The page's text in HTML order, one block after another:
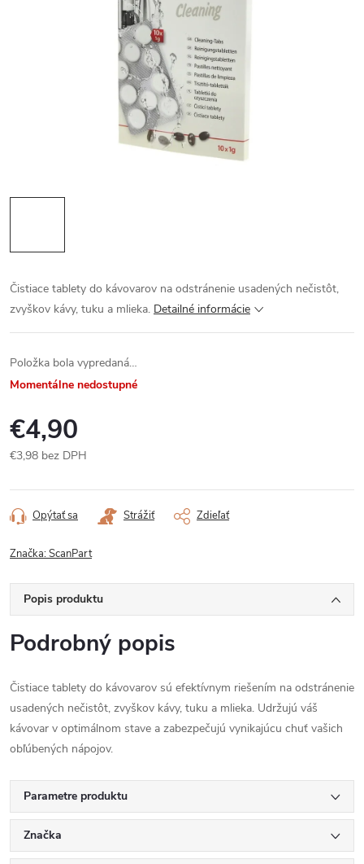
Čistiace tablety do kávovarov na odstránenie usadených nečistôt,
zvyškov kávy, tuku a mlieka. Detailné informácie
Položka bola vypredaná…
Momentálne nedostupné
€4,90
€3,98 bez DPH
cena:
Opýtať sa Strážiť Zdieľať
Značka:ScanPart
Popis produktu
Podrobný popis
Čistiace tablety do kávovarov sú efektívnym riešením na odstránenie
usadených nečistôt, zvyškov kávy, tuku a mlieka. Udržujú váš
kávovar v optimálnom stave a zabezpečujú vynikajúcu chuť vašich
obľúbených nápojov.
Parametre produktu
Značka